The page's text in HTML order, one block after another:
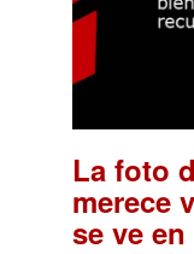
La foto
merece
se ve